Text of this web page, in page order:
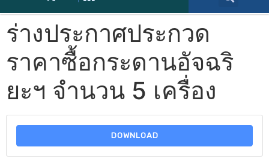
ร่างประกาศประกวด
ราคาซื้อกระดานอัจฉริ
ยะฯ จำนวน 5 เครื่อง
DOWNLOAD